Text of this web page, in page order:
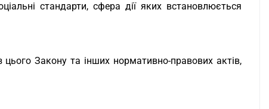
стандарти, сфера дії яких встановлюється
цього Закону та інших нормативно-правових актів,